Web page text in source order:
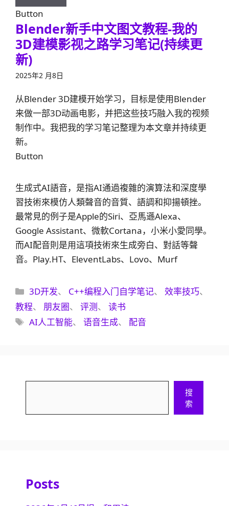
Button
Blender新手中文图文教程-我的
3D建模影视之路学习笔记(持续更
新)
2025年2 月8日
从Blender 3D建模开始学习，目标是使用Blender
来做一部3D动画电影，并把这些技巧融入我的视频
制作中。我把我的学习笔记整理为本文章并持续更
新。
Button
生成式AI語音，是指AI通過複雜的演算法和深度學
習技術來模仿人類聲音的音質、語調和抑揚頓挫。
最常見的例子是Apple的Siri、亞馬遜Alexa、
Google Assistant、微軟Cortana，小米小愛同學。
而AI配音則是用這項技術來生成旁白、對話等聲
音。Play.HT、EleventLabs、Lovo、Murf
分
类
3D开发、 C++编程入门自学笔记、效率技巧、
教程、 朋友圈、 评测、 读书
标
AI人工智能、语音生成、 配音
搜
索
Posts